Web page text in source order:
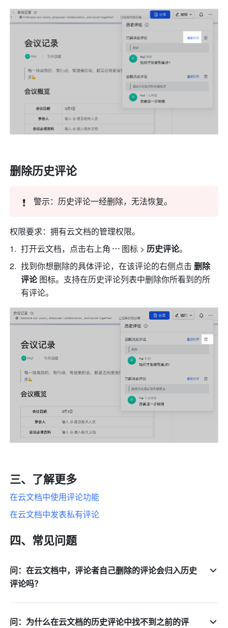
删除历史评论
❗ 警示：历史评论一经删除，无法恢复。
权限要求：拥有云文档的管理权限。
打开云文档，点击右上角
图标 > 历史评论。
找到你想删除的具体评论，在该评论的右侧点击 删除
评论 图标。支持在历史评论列表中删除你所看到的所
有评论。
三、了解更多
在云文档中使用评论功能
在云文档中发表私有评论
四、常见问题
问：在云文档中，评论者自己删除的评论会归入历史
评论吗？
问：为什么在云文档的历史评论中找不到之前的评